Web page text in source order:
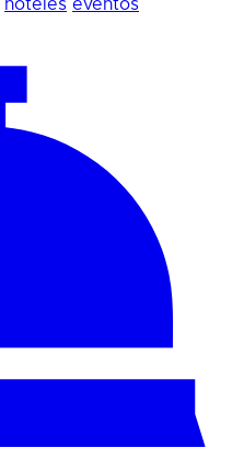
hoteles eventos